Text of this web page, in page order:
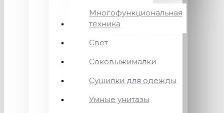
Многофункциональная
техника
Свет
Соковыжималки
Сушилки для одежды
Умные унитазы